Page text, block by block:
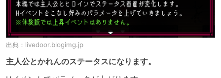
出典： livedoor.blogimg.jp
主人公とかれんのステータスになります。